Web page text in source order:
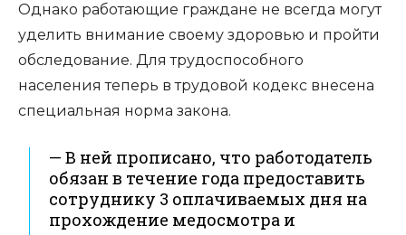
Однако работающие граждане не всегда могут
уделить внимание своему здоровью и пройти
обследование. Для трудоспособного
населения теперь в трудовой кодекс внесена
специальная норма закона.
— В ней прописано, что работодатель
обязан в течение года предоставить
сотруднику 3 оплачиваемых дня на
прохождение медосмотра и